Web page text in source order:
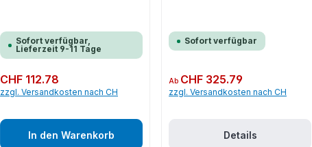
Sofort verfügbar,
Lieferzeit 9-11 Tage
Regulärer Preis:
CHF 112.78
zzgl. Versandkosten nach CH
In den Warenkorb
Sofort verfügbar
Regulärer Preis:
Ab CHF 325.79
zzgl. Versandkosten nach CH
Details